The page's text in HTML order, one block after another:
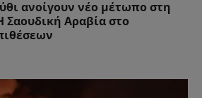
ανοίγουν νέο μέτωπο στη
Αραβία στο